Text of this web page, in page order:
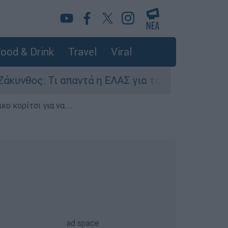
& Drink Travel Viral
Τι απαντά η ΕΛΑΣ για τους 8 βιασμούς
κορίτσι για να...